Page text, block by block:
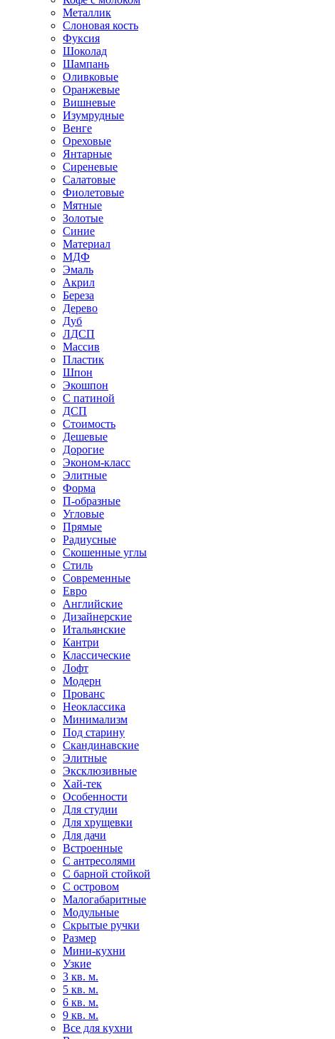
Металлик
Слоновая кость
Фуксия
Шоколад
Шампань
Оливковые
Оранжевые
Вишневые
Изумрудные
Венге
Ореховые
Янтарные
Сиреневые
Салатовые
Фиолетовые
Мятные
Золотые
Синие
Материал
МДФ
Эмаль
Акрил
Береза
Дерево
Дуб
ЛДСП
Массив
Пластик
Шпон
Экошпон
С патиной
ДСП
Стоимость
Дешевые
Дорогие
Эконом-класс
Элитные
Форма
П-образные
Угловые
Прямые
Радиусные
Скошенные углы
Стиль
Современные
Евро
Английские
Дизайнерские
Итальянские
Кантри
Классические
Лофт
Модерн
Прованс
Неоклассика
Минимализм
Под старину
Скандинавские
Элитные
Эксклюзивные
Хай-тек
Особенности
Для студии
Для хрущевки
Для дачи
Встроенные
С антресолями
С барной стойкой
С островом
Малогабаритные
Модульные
Скрытые ручки
Размер
Мини-кухни
Узкие
3 кв. м.
5 кв. м.
6 кв. м.
9 кв. м.
Все для кухни